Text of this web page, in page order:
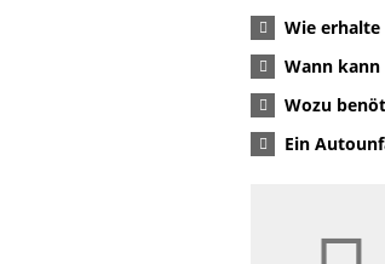
Wie erhalte
Wann
Wozu
Ein